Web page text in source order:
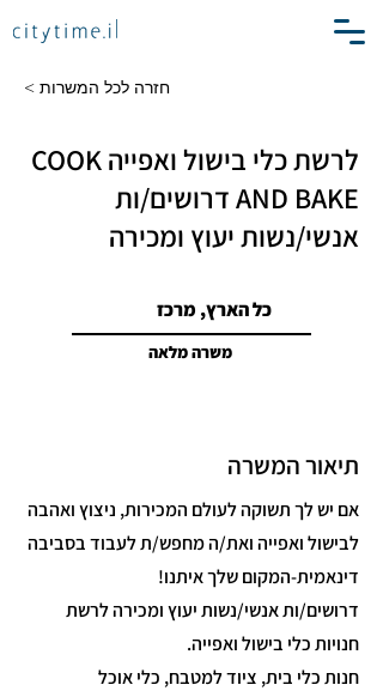
< חזרה לכל המשרות
לרשת כלי בישול ואפייה COOK
AND BAKE דרושים/ות
אנשי/נשות יעוץ ומכירה
כל הארץ, מרכז
משרה מלאה
תיאור המשרה
אם יש לך תשוקה לעולם המכירות, ניצוץ ואהבה
לבישול ואפייה ואת/ה מחפש/ת לעבוד בסביבה
דינאמית-המקום שלך איתנו!
דרושים/ות אנשי/נשות יעוץ ומכירה לרשת
חנויות כלי בישול ואפייה.
חנות כלי בית, ציוד למטבח, כלי אוכל